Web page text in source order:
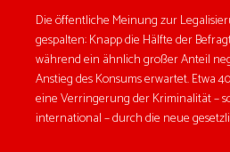
Die öffentliche Meinung zur
gespalten: Knapp die Hälfte der
während ein ähnlich großer Anteil
Anstieg des Konsums erwartet. Etwa
eine Verringerung der Kriminalität –
international – durch die neue